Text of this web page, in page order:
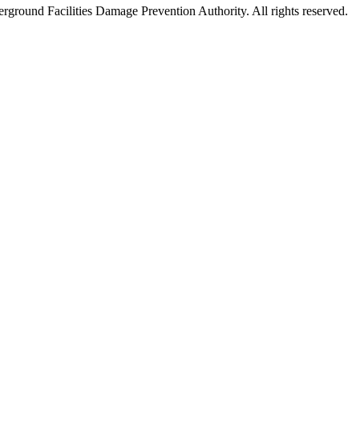
Facilities Damage Prevention Authority. All rights reserved.